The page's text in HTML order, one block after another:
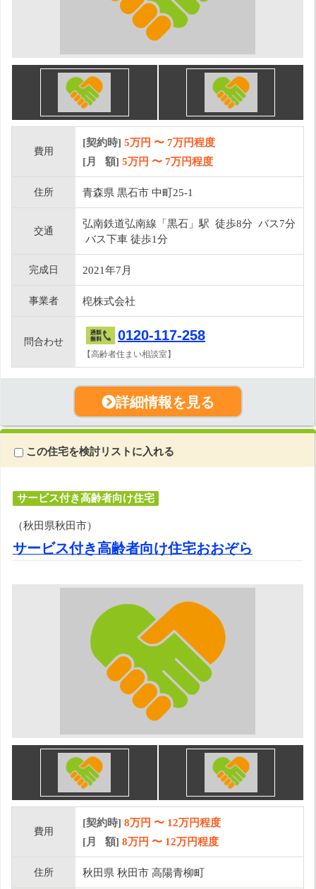
費用
[契約時] 5万円 〜 7万円程度
[月 額] 5万円 〜 7万円程度
住所 青森県 黒石市 中町25-1
交通
弘南鉄道弘南線「黒石」駅 徒歩8分 バス7分
バス下車 徒歩1分
完成日 2021年7月
事業者 梍株式会社
問合わせ 0120-117-258
【高齢者住まい相談室】
詳細情報を見る
この住宅を検討リストに入れる
サービス付き高齢者向け住宅
（秋田県秋田市）
サービス付き高齢者向け住宅おおぞら
費用
[契約時] 8万円 〜 12万円程度
[月 額] 8万円 〜 12万円程度
住所 秋田県 秋田市 高陽青柳町